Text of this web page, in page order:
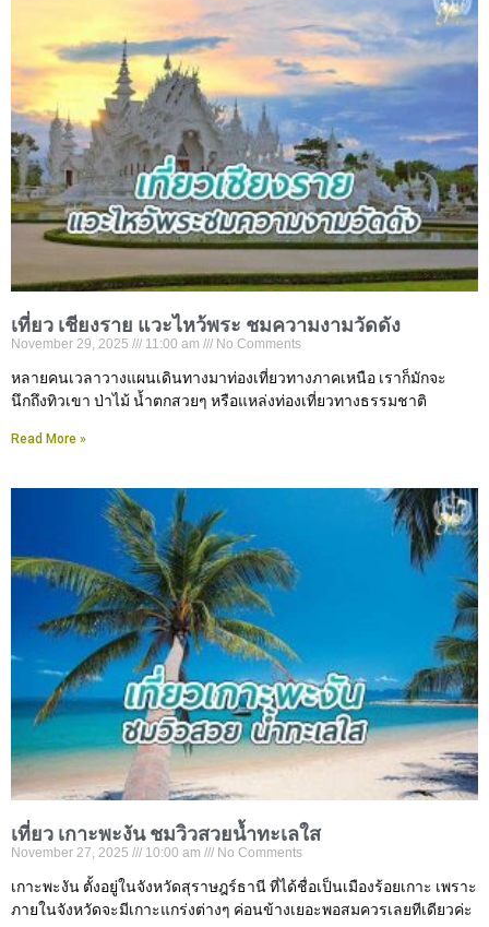
เที่ยว เชียงราย แวะไหว้พระ ชมความงามวัดดัง
November 29, 2025 11:00 am No Comments
หลายคนเวลาวางแผนเดินทางมาท่องเที่ยวทางภาคเหนือ เราก็มักจะ
นึกถึงทิวเขา ป่าไม้ น้ำตกสวยๆ หรือแหล่งท่องเที่ยวทางธรรมชาติ
Read More »
เที่ยว เกาะพะงัน ชมวิวสวยน้ำทะเลใส
November 27, 2025 10:00 am No Comments
เกาะพะงัน ตั้งอยู่ในจังหวัดสุราษฎร์ธานี ที่ได้ชื่อเป็นเมืองร้อยเกาะ เพราะ
ภายในจังหวัดจะมีเกาะแกร่งต่างๆ ค่อนข้างเยอะพอสมควรเลยทีเดียวค่ะ